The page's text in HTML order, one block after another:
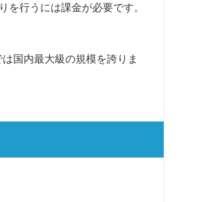
行うには課金が必要です。
国内最大級の規模を誇りま